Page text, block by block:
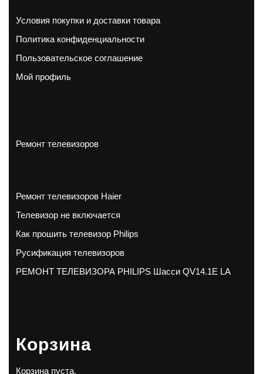
Условия покупки и доставки товара
Политика конфиденциальности
Пользовательское соглашение
Мой профиль
Ремонт телевизоров
Ремонт телевизоров Haier
Телевизор не включается
Как прошить телевизор Philips
Русификация телевизоров
РЕМОНТ ТЕЛЕВИЗОРА PHILIPS Шасси QV14.1E LA
Корзина
Корзина пуста.